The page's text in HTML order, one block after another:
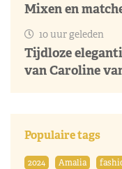
Mixen en
10 uur geleden
Tijdloze
van Caroline
Populaire tags
2024 Amalia